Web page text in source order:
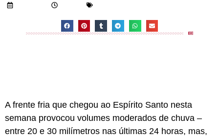
05/09/2018
A frente fria que chegou ao Espírito Santo nesta
semana provocou volumes moderados de chuva –
entre 20 e 30 milímetros nas últimas 24 horas, mas,